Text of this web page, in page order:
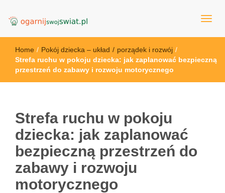
OgarnijSwojSwiat.pl
Home / Pokój dziecka – układ / porządek i rozwój /
Strefa ruchu w pokoju dziecka: jak zaplanować bezpieczną
przestrzeń do zabawy i rozwoju motorycznego
Strefa ruchu w pokoju
dziecka: jak zaplanować
bezpieczną przestrzeń do
zabawy i rozwoju
motorycznego